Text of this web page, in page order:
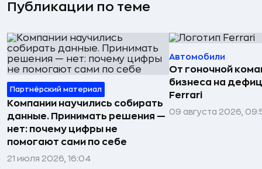
Публикации по теме
Партнёрский материал
Компании научились собирать
данные. Принимать решения —
нет: почему цифры не
помогают сами по себе
21 июля 2026, 16:04
Автомобили
От гоночной
бизнеса на
Ferrari
09 августа 2026,